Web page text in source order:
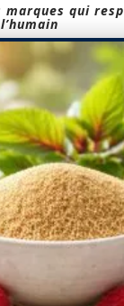
marques qui